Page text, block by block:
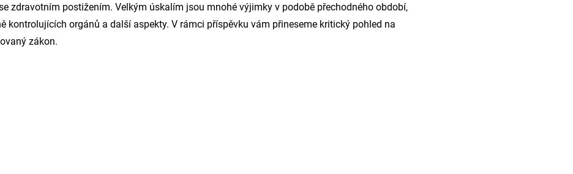
zdravotním postižením. Velkým úskalím jsou mnohé výjimky v podobě přechodného období,
kontrolujících orgánů a další aspekty. V rámci příspěvku vám přineseme kritický pohled na
zákon.